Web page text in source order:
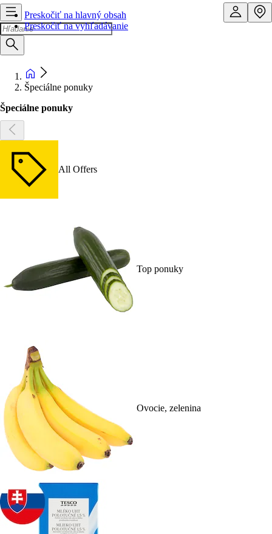
Preskočiť na hlavný obsah
Preskočiť na vyhľadávanie
Špeciálne ponuky
Špeciálne ponuky
All Offers
Top ponuky
Ovocie, zelenina